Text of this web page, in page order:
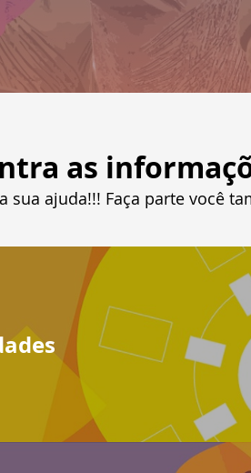
as
sua ajuda!!! Faça parte você